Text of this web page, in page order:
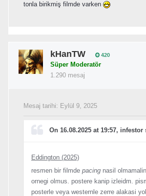
tonla birikmiş filmde varken
kHanTW 420
Süper Moderatör
1.290 mesaj
Mesaj tarihi: Eylül 9, 2025
On 16.08.2025 at 19:57, infestor
Eddington (2025)
resmen bir filmde pacing nasil
ornegi olmus. postere kanip izleidm.
posterle veya westernle zerre alakasi